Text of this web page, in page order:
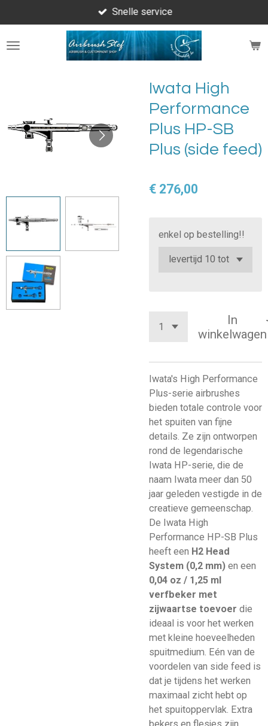
direct
naar
Snelle service
Iwata High
Performance
Plus HP-SB
Plus (side feed)
€ 276,00
enkel op bestelling!!
In
winkelwagen
Iwata's High Performance
Plus-serie airbrushes
bieden totale controle voor
het spuiten van fijne
details. Ze zijn ontworpen
rond de legendarische
Iwata HP-serie, die de
naam Iwata meer dan 50
jaar geleden vestigde in de
creatieve gemeenschap.
De Iwata High
Performance HP-SB Plus
heeft een H2 Head
System (0,2 mm) en een
0,04 oz / 1,25 ml
verfbeker met
zijwaartse toevoer die
ideaal is voor het werken
met kleine hoeveelheden
spuitmedium. Eén van de
voordelen van side feed is
dat je tijdens het werken
maximaal zicht hebt op
het spuitoppervlak. Extra